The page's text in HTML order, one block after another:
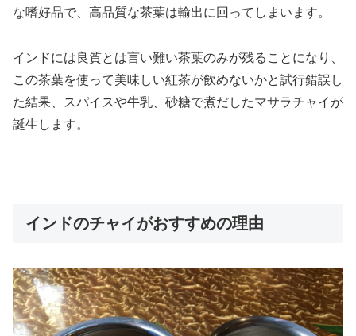
な嗜好品で、高品質な茶葉は輸出に回ってしまいます。
インドには良質とは言い難い茶葉のみが残ることになり、
この茶葉を使って美味しい紅茶が飲めないかと試行錯誤し
た結果、スパイスや牛乳、砂糖で煮だしたマサラチャイが
誕生します。
インドのチャイがおすすめの理由